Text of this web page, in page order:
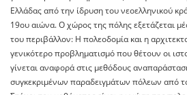
Ελλάδας από την ίδρυση του νεοελληνικού
19ου αιώνα. Ο χώρος της πόλης εξετάζεται
του περιβάλλον: Η πολεοδομία και η
γενικότερο προβληματισμό που θέτουν οι
γίνεται αναφορά στις μεθόδους
συγκεκριμένων παραδειγμάτων πόλεων από